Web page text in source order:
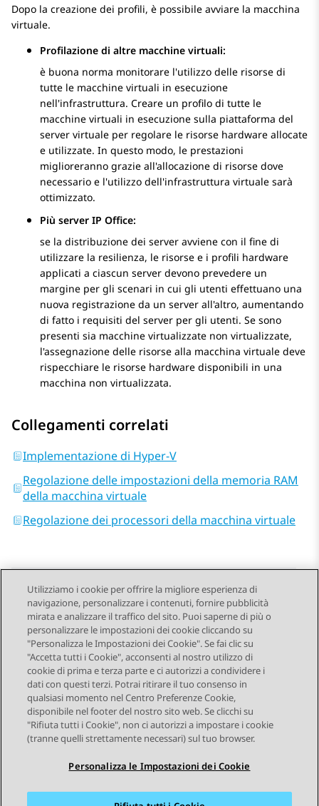
Dopo la creazione dei profili, è possibile avviare la macchina
virtuale.
Profilazione di altre macchine virtuali:
è buona norma monitorare l'utilizzo delle risorse di
tutte le macchine virtuali in esecuzione
nell'infrastruttura. Creare un profilo di tutte le
macchine virtuali in esecuzione sulla piattaforma del
server virtuale per regolare le risorse hardware allocate
e utilizzate. In questo modo, le prestazioni
miglioreranno grazie all'allocazione di risorse dove
necessario e l'utilizzo dell'infrastruttura virtuale sarà
ottimizzato.
Più server IP Office:
se la distribuzione dei server avviene con il fine di
utilizzare la resilienza, le risorse e i profili hardware
applicati a ciascun server devono prevedere un
margine per gli scenari in cui gli utenti effettuano una
nuova registrazione da un server all'altro, aumentando
di fatto i requisiti del server per gli utenti. Se sono
presenti sia macchine virtualizzate non virtualizzate,
l'assegnazione delle risorse alla macchina virtuale deve
rispecchiare le risorse hardware disponibili in una
macchina non virtualizzata.
Collegamenti correlati
Implementazione di Hyper-V
Regolazione delle impostazioni della memoria RAM
della macchina virtuale
Regolazione dei processori della macchina virtuale
Send Feedback
Navigazione argomento
Argomento precedente Argomento successivo
STAY CONNECTED
Utilizziamo i cookie per offrire la migliore esperienza di
navigazione, personalizzare i contenuti, fornire pubblicità
mirata e analizzare il traffico del sito. Puoi saperne di più o
personalizzare le impostazioni dei cookie cliccando su
"Personalizza le Impostazioni dei Cookie". Se fai clic su
"Accetta tutti i Cookie", acconsenti al nostro utilizzo di
cookie di prima e terza parte e ci autorizzi a condividere i
dati con questi terzi. Potrai ritirare il tuo consenso in
qualsiasi momento nel Centro Preferenze Cookie,
disponibile nel footer del nostro sito web. Se clicchi su
"Rifiuta tutti i Cookie", non ci autorizzi a impostare i cookie
(tranne quelli strettamente necessari) sul tuo browser.
Personalizza le Impostazioni dei Cookie